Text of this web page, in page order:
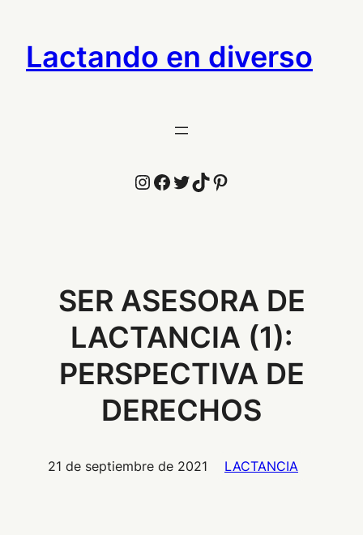
contenido
Lactando en diverso
Instagram
Facebook
Twitter
TikTok
Pinterest
SER ASESORA DE
LACTANCIA (1):
PERSPECTIVA DE
DERECHOS
21 de septiembre de 2021 LACTANCIA